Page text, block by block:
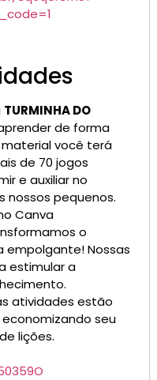
TURMINHA DO
de forma
você terá
de 70 jogos
e auxiliar no
nossos pequenos.
Canva
o
empolgante! Nossas
estimular a
atividades estão
seu
lições.